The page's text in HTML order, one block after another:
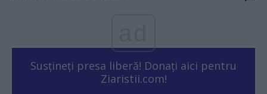
Susțineți presa liberă! Donați aici pentru
Ziaristii.com!